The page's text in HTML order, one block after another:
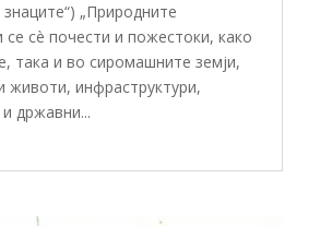
„Природните
се сè почести и пожестоки, како
така и во сиромашните земји,
животи, инфраструктури,
државни...